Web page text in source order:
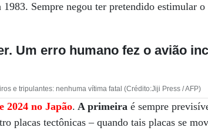
Sempre negou ter pretendido estimular
Um erro humano fez o avião
e tripulantes: nenhuma vítima fatal (Crédito:Jiji Press / AFP)
2024 no Japão. A primeira é sempre
placas tectônicas – quando tais placas se